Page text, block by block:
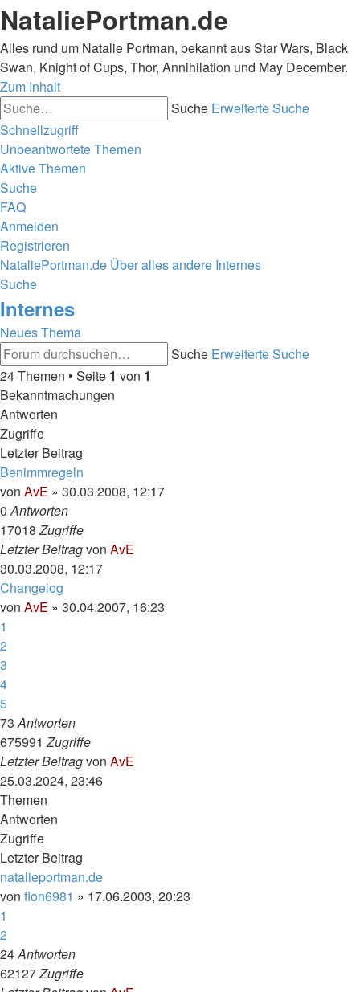
NataliePortman.de
Alles rund um Natalie Portman, bekannt aus Star Wars, Black
Swan, Knight of Cups, Thor, Annihilation und May December.
Zum Inhalt
Suche Erweiterte Suche
Schnellzugriff
Unbeantwortete Themen
Aktive Themen
Suche
FAQ
Anmelden
Registrieren
NataliePortman.de Über alles andere Internes
Suche
Internes
Neues Thema
Suche Erweiterte Suche
24 Themen • Seite 1 von 1
Bekanntmachungen
Antworten
Zugriffe
Letzter Beitrag
Benimmregeln
von AvE » 30.03.2008, 12:17
0Antworten
17018Zugriffe
Letzter Beitragvon AvE
30.03.2008, 12:17
Changelog
von AvE » 30.04.2007, 16:23
1
2
3
4
5
73Antworten
675991Zugriffe
Letzter Beitragvon AvE
25.03.2024, 23:46
Themen
Antworten
Zugriffe
Letzter Beitrag
natalieportman.de
von flon6981 » 17.06.2003, 20:23
1
2
24Antworten
62127Zugriffe